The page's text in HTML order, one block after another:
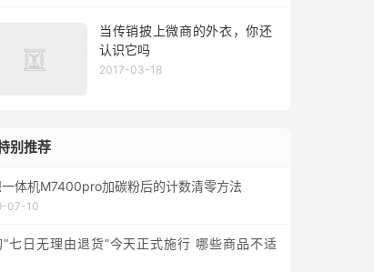
当传销披上微商的外衣，你还
认识它吗
2017-03-18
别推荐
体机M7400pro加碳粉后的计数清零方法
07-10
“七日无理由退货”今天正式施行 哪些商品不适